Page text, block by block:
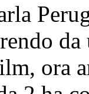
ora